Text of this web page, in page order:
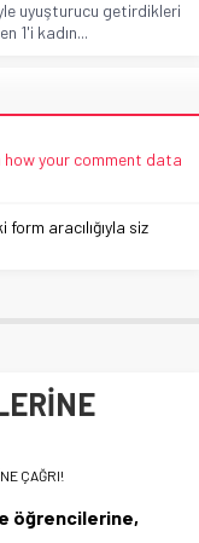
uyuşturucu getirdikleri
1'i kadın...
how your comment data
form aracılığıyla siz
ÇAĞRI!
öğrencilerine,